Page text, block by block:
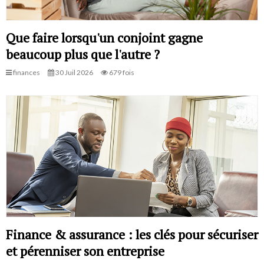
Que faire lorsqu'un conjoint gagne
beaucoup plus que l'autre ?
finances 30 Juil 2026 679 fois
Finance & assurance : les clés pour sécuriser
et pérenniser son entreprise